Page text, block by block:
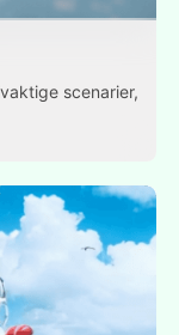
scenarier,